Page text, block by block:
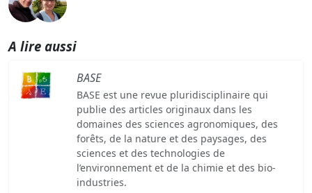
A lire aussi
BASE
BASE est une revue pluridisciplinaire qui
publie des articles originaux dans les
domaines des sciences agronomiques, des
forêts, de la nature et des paysages, des
sciences et des technologies de
l’environnement et de la chimie et des bio-
industries.